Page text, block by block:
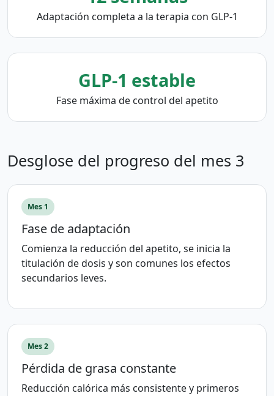
Adaptación completa a la terapia con GLP-1
GLP-1 estable
Fase máxima de control del apetito
Desglose del progreso del mes 3
Mes 1
Fase de adaptación
Comienza la reducción del apetito, se inicia la
titulación de dosis y son comunes los efectos
secundarios leves.
Mes 2
Pérdida de grasa constante
Reducción calórica más consistente y primeros